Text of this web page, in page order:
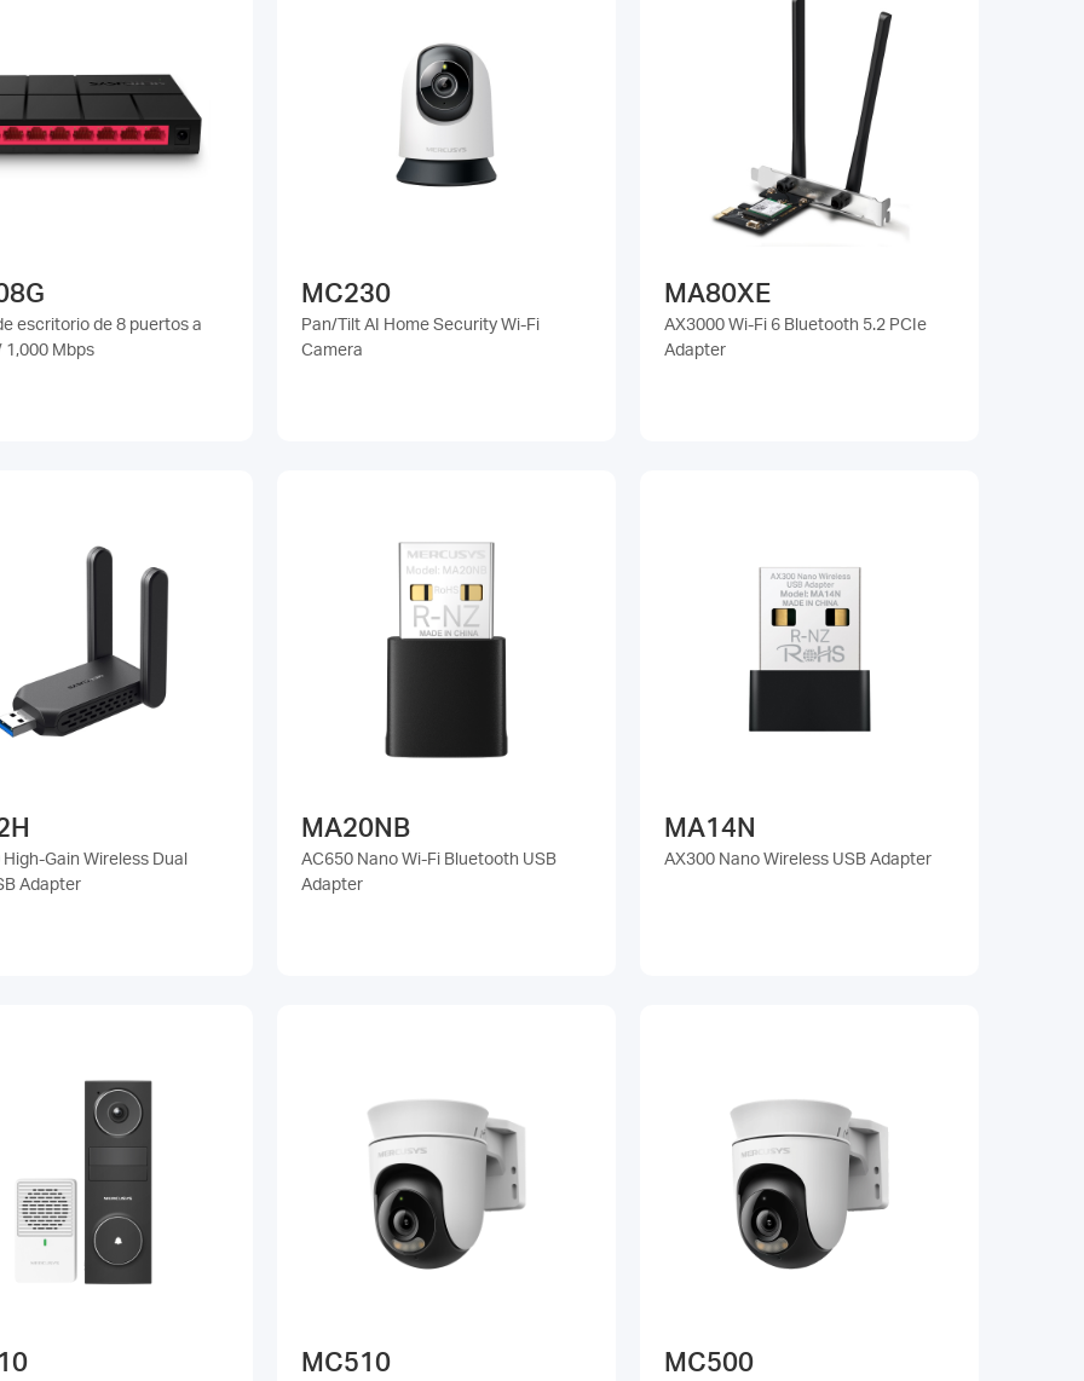
escritorio de 8 puertos a
1,000 Mbps
MC230
Pan/Tilt AI Home Security Wi-Fi
Camera
MA80XE
AX3000 Wi-Fi 6 Bluetooth 5.2 PCIe
Adapter
Gain Wireless Dual
Adapter
MA20NB
AC650 Nano Wi-Fi Bluetooth USB
Adapter
MA14N
AX300 Nano Wireless USB Adapter
MC510 MC500